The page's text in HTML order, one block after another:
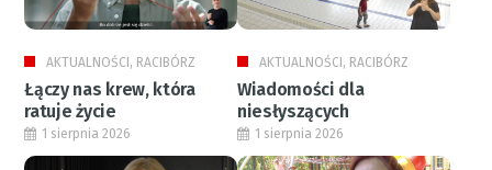
AKTUALNOŚCI, RACIBÓRZ
Łączy nas krew, która
ratuje życie
AKTUALNOŚCI, RACIBÓRZ
Wiadomości dla
niesłyszących
1 sierpnia 2026 1 sierpnia 2026